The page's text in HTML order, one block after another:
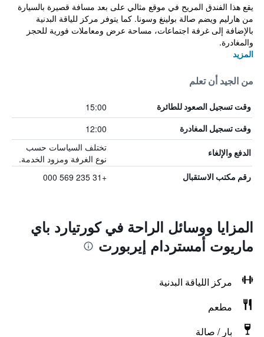
يقع هذا الفندق المريح في موقع مثالي على بعد مسافة قصيرة بالسيارة
من هارليم ويضم صالة بولينغ وسونا. كما يتوفر مركز للياقة البدنية
بالإضافة إلى غرفة اجتماعات، مساحة عرض ومعاملات فورية للحجز
والمغادرة.
المزيد
من الجيد أن تعلم
وقت تسجيل الصعود للطائرة 15:00
وقت تسجيل المغادرة 12:00
الدفع والإلغاء
تختلف السياسات حسب
نوع الغرفة ومزود الخدمة.
رقم مكتب الاستقبال +31 235 569 000
المزايا ووسائل الراحة في كورتيارد باي
ماريوت أمستردام إيربورت
مركز اللياقة البدنية
مطعم
بار / صالة